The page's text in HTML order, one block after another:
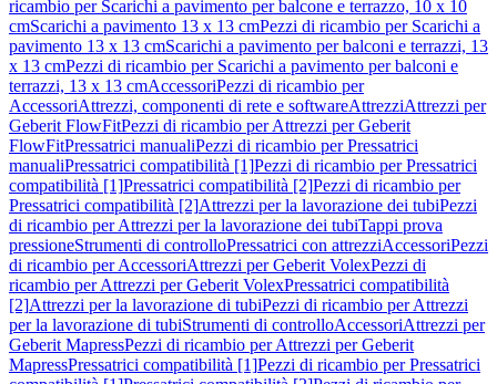
ricambio per Scarichi a pavimento per balcone e terrazzo, 10 x 10
cmScarichi a pavimento 13 x 13 cmPezzi di ricambio per Scarichi a
pavimento 13 x 13 cmScarichi a pavimento per balconi e terrazzi, 13
x 13 cmPezzi di ricambio per Scarichi a pavimento per balconi e
terrazzi, 13 x 13 cmAccessoriPezzi di ricambio per
AccessoriAttrezzi, componenti di rete e softwareAttrezziAttrezzi per
Geberit FlowFitPezzi di ricambio per Attrezzi per Geberit
FlowFitPressatrici manualiPezzi di ricambio per Pressatrici
manualiPressatrici compatibilità [1]Pezzi di ricambio per Pressatrici
compatibilità [1]Pressatrici compatibilità [2]Pezzi di ricambio per
Pressatrici compatibilità [2]Attrezzi per la lavorazione dei tubiPezzi
di ricambio per Attrezzi per la lavorazione dei tubiTappi prova
pressioneStrumenti di controlloPressatrici con attrezziAccessoriPezzi
di ricambio per AccessoriAttrezzi per Geberit VolexPezzi di
ricambio per Attrezzi per Geberit VolexPressatrici compatibilità
[2]Attrezzi per la lavorazione di tubiPezzi di ricambio per Attrezzi
per la lavorazione di tubiStrumenti di controlloAccessoriAttrezzi per
Geberit MapressPezzi di ricambio per Attrezzi per Geberit
MapressPressatrici compatibilità [1]Pezzi di ricambio per Pressatrici